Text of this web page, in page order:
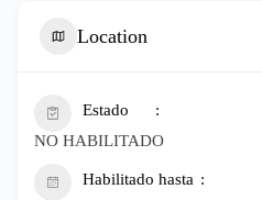
Location
Estado
NO HABILITADO
Habilitado hasta